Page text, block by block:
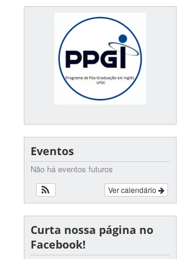
Eventos
Não há eventos futuros
Ver calendário
Curta nossa página no
Facebook!